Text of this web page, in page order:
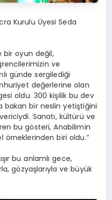
Kurulu Üyesi Seda
bir oyun değil,
ve
günde sergilediği
değerlerine olan
oldu. 300 kişilik bu dev
bir neslin yetiştiğini
Sanatı, kültürü ve
bu gösteri, Anabilimin
örneklerinden biri oldu.”
bu anlamlı gece,
gözyaşlarıyla ve büyük